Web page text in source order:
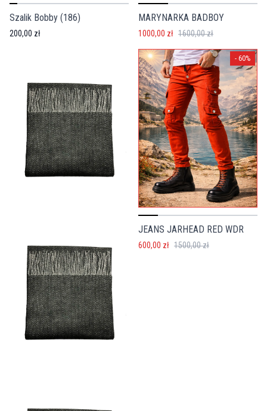
Szalik Bobby (186)
200,00 zł
MARYNARKA BADBOY
1000,00 zł 1600,00 zł
- 60%
JEANS JARHEAD RED WDR
600,00 zł 1500,00 zł